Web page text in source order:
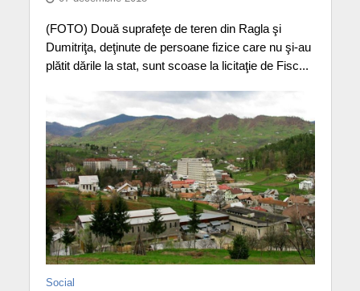
(FOTO) Două suprafeţe de teren din Ragla şi
Dumitriţa, deţinute de persoane fizice care nu şi-au
plătit dările la stat, sunt scoase la licitaţie de Fisc...
Social